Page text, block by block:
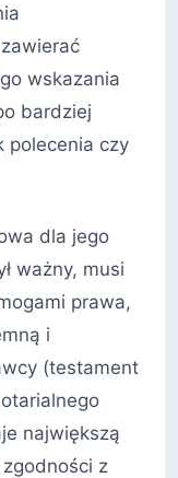
wskazania
bardziej
polecenia czy
dla jego
ważny, musi
prawa,
i
(testament
największą
z